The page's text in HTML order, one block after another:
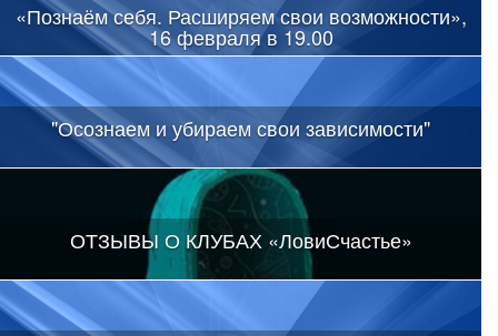
«Познаём себя. Расширяем свои возможности»,
16 февраля в 19.00
"Осознаем и убираем свои зависимости"
ОТЗЫВЫ О КЛУБАХ «ЛовиСчастье»